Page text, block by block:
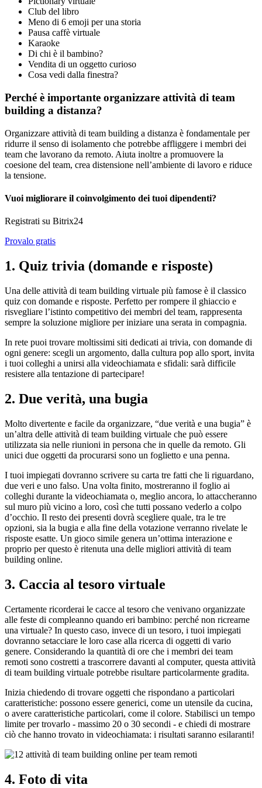
Club del libro
Meno di 6 emoji per una storia
Pausa caffè virtuale
Karaoke
Di chi è il bambino?
Vendita di un oggetto curioso
Cosa vedi dalla finestra?
Perché è importante organizzare attività di team
building a distanza?
Organizzare attività di team building a distanza è fondamentale per
ridurre il senso di isolamento che potrebbe affliggere i membri dei
team che lavorano da remoto. Aiuta inoltre a promuovere la
coesione del team, crea distensione nell’ambiente di lavoro e riduce
la tensione.
Vuoi migliorare il coinvolgimento dei tuoi dipendenti?
Registrati su Bitrix24
Provalo gratis
1. Quiz trivia (domande e risposte)
Una delle attività di team building virtuale più famose è il classico
quiz con domande e risposte. Perfetto per rompere il ghiaccio e
risvegliare l’istinto competitivo dei membri del team, rappresenta
sempre la soluzione migliore per iniziare una serata in compagnia.
In rete puoi trovare moltissimi siti dedicati ai trivia, con domande di
ogni genere: scegli un argomento, dalla cultura pop allo sport, invita
i tuoi colleghi a unirsi alla videochiamata e sfidali: sarà difficile
resistere alla tentazione di partecipare!
2. Due verità, una bugia
Molto divertente e facile da organizzare, “due verità e una bugia” è
un’altra delle attività di team building virtuale che può essere
utilizzata sia nelle riunioni in persona che in quelle da remoto. Gli
unici due oggetti da procurarsi sono un foglietto e una penna.
I tuoi impiegati dovranno scrivere su carta tre fatti che li riguardano,
due veri e uno falso. Una volta finito, mostreranno il foglio ai
colleghi durante la videochiamata o, meglio ancora, lo attaccheranno
sul muro più vicino a loro, così che tutti possano vederlo a colpo
d’occhio. Il resto dei presenti dovrà scegliere quale, tra le tre
opzioni, sia la bugia e alla fine della votazione verranno rivelate le
risposte esatte. Un gioco simile genera un’ottima interazione e
proprio per questo è ritenuta una delle migliori attività di team
building online.
3. Caccia al tesoro virtuale
Certamente ricorderai le cacce al tesoro che venivano organizzate
alle feste di compleanno quando eri bambino: perché non ricrearne
una virtuale? In questo caso, invece di un tesoro, i tuoi impiegati
dovranno setacciare le loro case alla ricerca di oggetti di vario
genere. Considerando la quantità di ore che i membri dei team
remoti sono costretti a trascorrere davanti al computer, questa attività
di team building virtuale potrebbe risultare particolarmente gradita.
Inizia chiedendo di trovare oggetti che rispondano a particolari
caratteristiche: possono essere generici, come un utensile da cucina,
o avere caratteristiche particolari, come il colore. Stabilisci un tempo
limite per trovarlo - massimo 20 o 30 secondi - e chiedi di mostrare
ciò che hanno trovato in videochiamata: i risultati saranno esilaranti!
4. Foto di vita